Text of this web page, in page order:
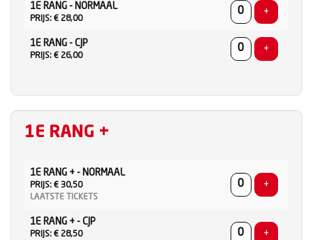
1E RANG - NORMAAL
PRIJS: € 28,00
+
1E RANG - CJP
PRIJS: € 26,00
+
1E RANG +
1E RANG + - NORMAAL
PRIJS: € 30,50
LAATSTE TICKETS
+
1E RANG + - CJP
PRIJS: € 28,50
+